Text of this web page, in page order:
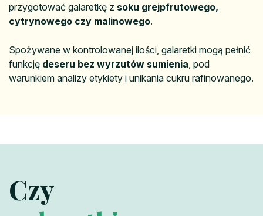
przygotować galaretkę z soku grejpfrutowego,
cytrynowego czy malinowego.
Spożywane w kontrolowanej ilości, galaretki mogą pełnić
funkcję deseru bez wyrzutów sumienia , pod
warunkiem analizy etykiety i unikania cukru rafinowanego.
Czy